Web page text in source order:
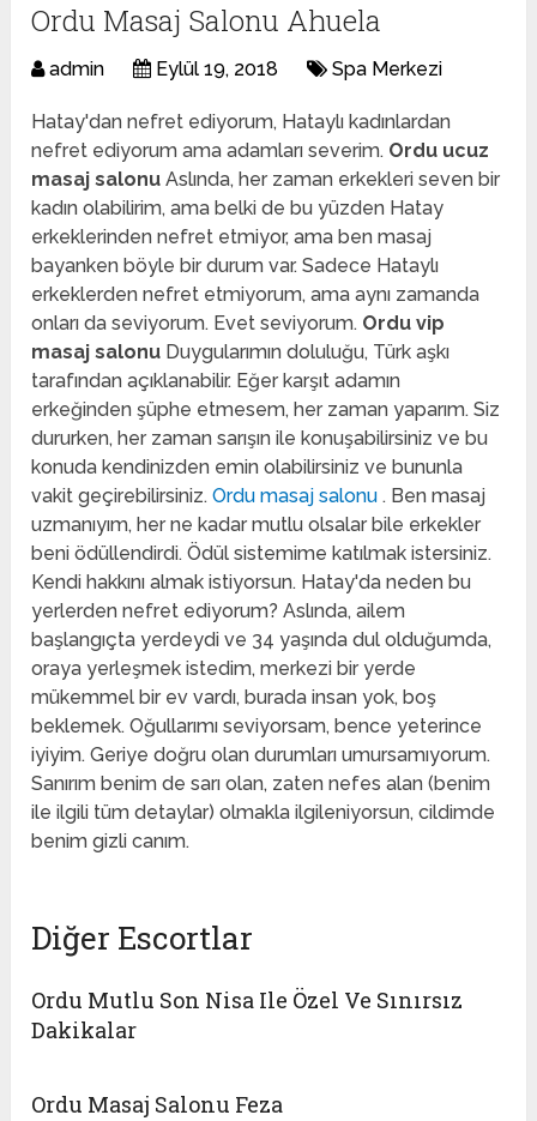
Ordu Masaj Salonu Ahuela
admin Eylül 19, 2018 Spa Merkezi
Hatay'dan nefret ediyorum, Hataylı kadınlardan
nefret ediyorum ama adamları severim. Ordu ucuz
masaj salonu Aslında, her zaman erkekleri seven bir
kadın olabilirim, ama belki de bu yüzden Hatay
erkeklerinden nefret etmiyor, ama ben masaj
bayanken böyle bir durum var. Sadece Hataylı
erkeklerden nefret etmiyorum, ama aynı zamanda
onları da seviyorum. Evet seviyorum. Ordu vip
masaj salonu Duygularımın doluluğu, Türk aşkı
tarafından açıklanabilir. Eğer karşıt adamın
erkeğinden şüphe etmesem, her zaman yaparım. Siz
dururken, her zaman sarışın ile konuşabilirsiniz ve bu
konuda kendinizden emin olabilirsiniz ve bununla
vakit geçirebilirsiniz.Ordu masaj salonu. Ben masaj
uzmanıyım, her ne kadar mutlu olsalar bile erkekler
beni ödüllendirdi. Ödül sistemime katılmak istersiniz.
Kendi hakkını almak istiyorsun. Hatay'da neden bu
yerlerden nefret ediyorum? Aslında, ailem
başlangıçta yerdeydi ve 34 yaşında dul olduğumda,
oraya yerleşmek istedim, merkezi bir yerde
mükemmel bir ev vardı, burada insan yok, boş
beklemek. Oğullarımı seviyorsam, bence yeterince
iyiyim. Geriye doğru olan durumları umursamıyorum.
Sanırım benim de sarı olan, zaten nefes alan (benim
ile ilgili tüm detaylar) olmakla ilgileniyorsun, cildimde
benim gizli canım.
Diğer Escortlar
Ordu Mutlu Son Nisa Ile Özel Ve Sınırsız
Dakikalar
Ordu Masaj Salonu Feza